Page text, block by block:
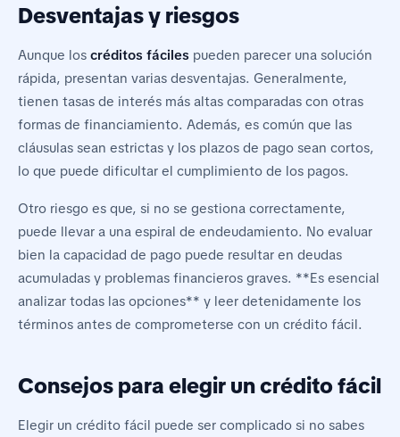
Desventajas y riesgos
Aunque los créditos fáciles pueden parecer una solución
rápida, presentan varias desventajas. Generalmente,
tienen tasas de interés más altas comparadas con otras
formas de financiamiento. Además, es común que las
cláusulas sean estrictas y los plazos de pago sean cortos,
lo que puede dificultar el cumplimiento de los pagos.
Otro riesgo es que, si no se gestiona correctamente,
puede llevar a una espiral de endeudamiento. No evaluar
bien la capacidad de pago puede resultar en deudas
acumuladas y problemas financieros graves. **Es esencial
analizar todas las opciones** y leer detenidamente los
términos antes de comprometerse con un crédito fácil.
Consejos para elegir un crédito fácil
Elegir un crédito fácil puede ser complicado si no sabes